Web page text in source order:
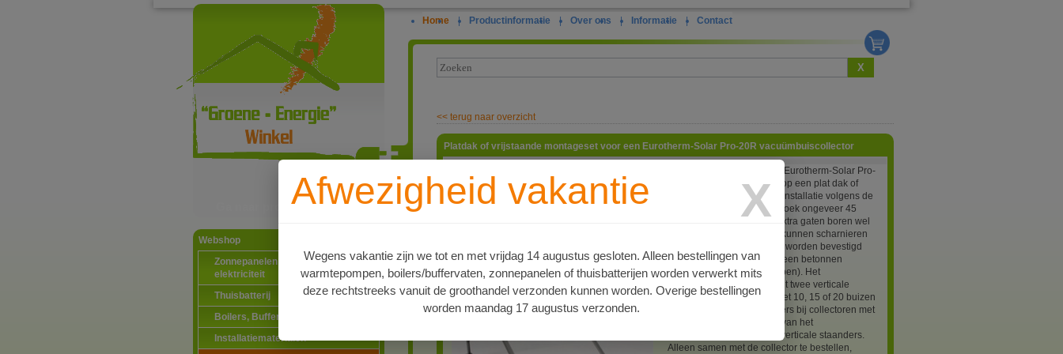
Ga naar productinformatie
Webshop
Zonnepanelen PV-systemen
elektriciteit
Thuisbatterij
Boilers, Buffervaten en toebehoren
Installatiematerialen
Home | Productinformatie | Over ons | Informatie | Contact
X
Afwezigheid vakantie X
Wegens vakantie zijn we tot en met vrijdag 14 augustus gesloten. Alleen bestellingen van
warmtepompen, boilers/buffervaten, zonnepanelen of thuisbatterijen worden verwerkt mits
deze rechtstreeks vanuit de groothandel verzonden kunnen worden. Overige bestellingen
worden maandag 17 augustus verzonden.
<< terug naar overzicht
Platdak of vrijstaande montageset voor een Eurotherm-Solar Pro-20R vacuümbuiscollector
Montagesysteem voor een Eurotherm-Solar Pro-
20R vacuümbuis collector op een plat dak of
vrijstaand op de grond. Bij installatie volgens de
handleiding is de hellingshoek ongeveer 45
graden maar deze is met extra gaten boren wel
aan te passen. De voetjes kunnen scharnieren
aan het frame en dienen te worden bevestigd
aan de ondergrond of aan een betonnen
(ballast)tegel (niet inbegrepen). Het
montagesysteem bestaat uit twee verticale
staanders bij collectoren met 10, 15 of 20 buizen
en uit drie verticale staanders bij collectoren met
25 of 30 buizen. De foto is van het
montagesysteem met drie verticale staanders.
Alleen samen met de collector te bestellen,